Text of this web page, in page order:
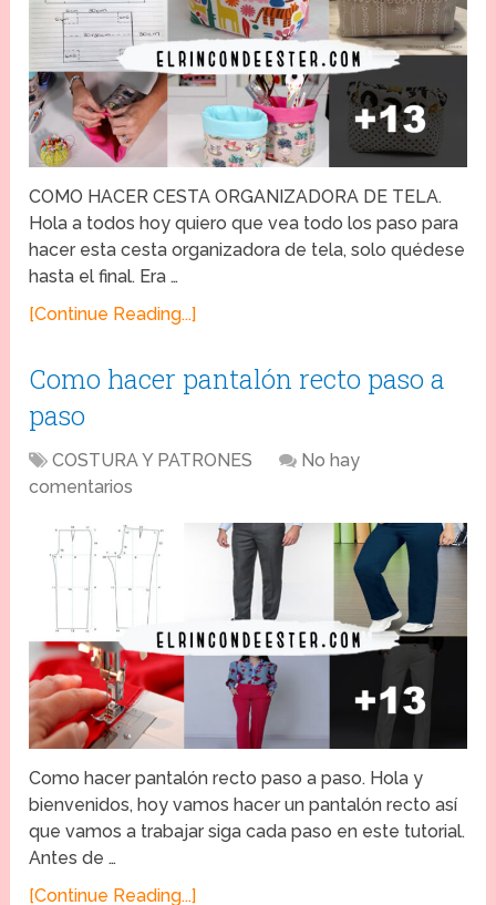
COMO HACER CESTA ORGANIZADORA DE TELA.
Hola a todos hoy quiero que vea todo los paso para
hacer esta cesta organizadora de tela, solo quédese
hasta el final. Era …
[Continue Reading...]
Como hacer pantalón recto paso a
paso
COSTURA Y PATRONES
No hay
comentarios
Como hacer pantalón recto paso a paso. Hola y
bienvenidos, hoy vamos hacer un pantalón recto así
que vamos a trabajar siga cada paso en este tutorial.
Antes de …
[Continue Reading...]